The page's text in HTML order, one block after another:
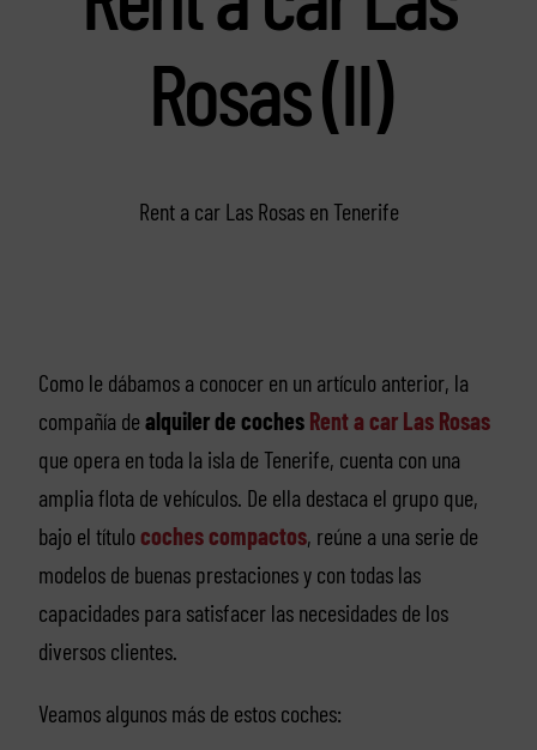
Rosas (II)
Rent a car Las Rosas en Tenerife
Como le dábamos a conocer en un artículo anterior, la
compañía de alquiler de coches Rent a car Las Rosas
que opera en toda la isla de Tenerife, cuenta con una
amplia flota de vehículos. De ella destaca el grupo que,
bajo el título coches compactos, reúne a una serie de
modelos de buenas prestaciones y con todas las
capacidades para satisfacer las necesidades de los
diversos clientes.
Veamos algunos más de estos coches: